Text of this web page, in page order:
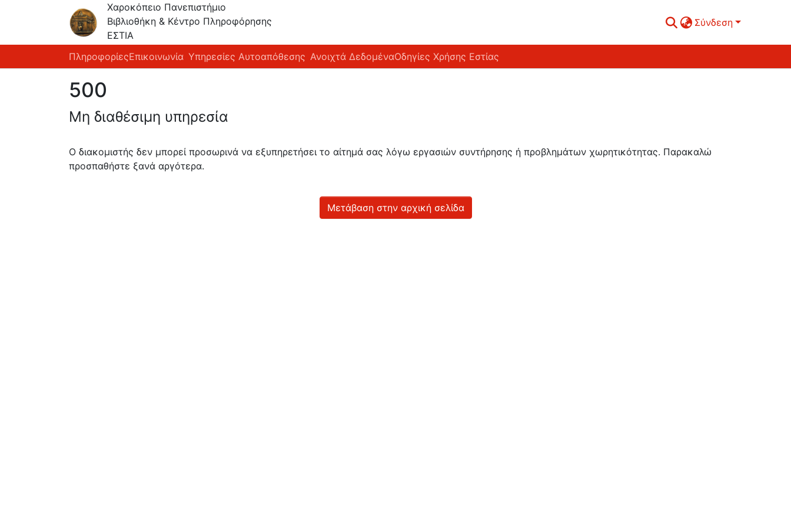
Χαροκόπειο Πανεπιστήμιο
Βιβλιοθήκη & Κέντρο Πληροφόρησης
ΕΣΤΙΑ
Σύνδεση
ΠληροφορίεςΕπικοινωνία Υπηρεσίες Αυτοαπόθεσης Ανοιχτά ΔεδομέναΟδηγίες Χρήσης Εστίας
500
Μη διαθέσιμη υπηρεσία
Ο διακομιστής δεν μπορεί προσωρινά να εξυπηρετήσει το αίτημά σας λόγω εργασιών συντήρησης ή προβλημάτων χωρητικότητας. Παρακαλώ
προσπαθήστε ξανά αργότερα.
Μετάβαση στην αρχική σελίδα